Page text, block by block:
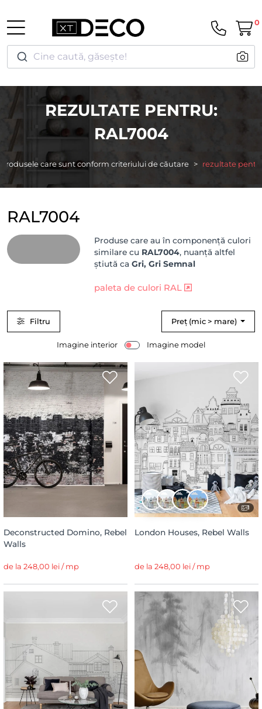
Cine caută, găsește!
0
REZULTATE PENTRU:
RAL7004
Produsele care sunt conform criteriului de căutare rezultate
RAL7004
Produse care au în componență culori
similare cu RAL7004, nuanță altfel
știută caGri, Gri Semnal
paleta de culori RAL
Filtru Preț (mic > mare)
Imagine interior Imagine model
Deconstructed Domino, Rebel
Walls
de la 248,00 lei / mp
1
London Houses, Rebel Walls
de la 248,00 lei / mp